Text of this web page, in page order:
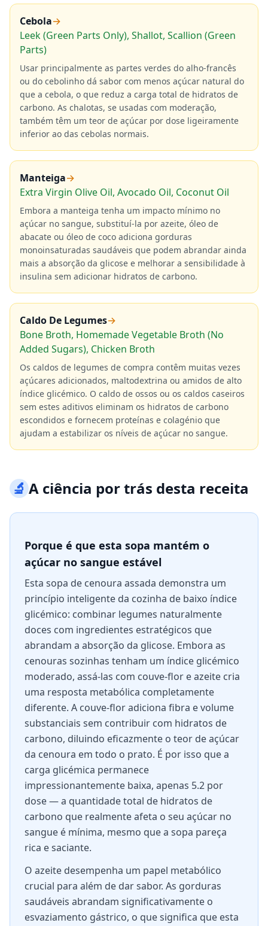
Cebola→
Leek (Green Parts Only), Shallot, Scallion (Green
Parts)
Usar principalmente as partes verdes do alho-francês
ou do cebolinho dá sabor com menos açúcar natural do
que a cebola, o que reduz a carga total de hidratos de
carbono. As chalotas, se usadas com moderação,
também têm um teor de açúcar por dose ligeiramente
inferior ao das cebolas normais.
Manteiga→
Extra Virgin Olive Oil, Avocado Oil, Coconut Oil
Embora a manteiga tenha um impacto mínimo no
açúcar no sangue, substituí-la por azeite, óleo de
abacate ou óleo de coco adiciona gorduras
monoinsaturadas saudáveis que podem abrandar ainda
mais a absorção da glicose e melhorar a sensibilidade à
insulina sem adicionar hidratos de carbono.
Caldo De Legumes→
Bone Broth, Homemade Vegetable Broth (No
Added Sugars), Chicken Broth
Os caldos de legumes de compra contêm muitas vezes
açúcares adicionados, maltodextrina ou amidos de alto
índice glicémico. O caldo de ossos ou os caldos caseiros
sem estes aditivos eliminam os hidratos de carbono
escondidos e fornecem proteínas e colagénio que
ajudam a estabilizar os níveis de açúcar no sangue.
🔬A ciência por trás desta receita
Porque é que esta sopa mantém o
açúcar no sangue estável
Esta sopa de cenoura assada demonstra um
princípio inteligente da cozinha de baixo índice
glicémico: combinar legumes naturalmente
doces com ingredientes estratégicos que
abrandam a absorção da glicose. Embora as
cenouras sozinhas tenham um índice glicémico
moderado, assá-las com couve-flor e azeite cria
uma resposta metabólica completamente
diferente. A couve-flor adiciona fibra e volume
substanciais sem contribuir com hidratos de
carbono, diluindo eficazmente o teor de açúcar
da cenoura em todo o prato. É por isso que a
carga glicémica permanece
impressionantemente baixa, apenas 5.2 por
dose — a quantidade total de hidratos de
carbono que realmente afeta o seu açúcar no
sangue é mínima, mesmo que a sopa pareça
rica e saciante.
O azeite desempenha um papel metabólico
crucial para além de dar sabor. As gorduras
saudáveis abrandam significativamente o
esvaziamento gástrico, o que significa que esta